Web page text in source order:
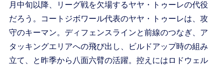
月中旬以降、リーグ戦を欠場するヤヤ・トゥーレの代役
だろう。コートジボワール代表のヤヤ・トゥーレは、攻
守のキーマン。ディフェンスラインと前線のつなぎ、ア
タッキングエリアへの飛び出し、ビルドアップ時の組み
立て、と昨季から八面六臂の活躍。控えにはロドウェル